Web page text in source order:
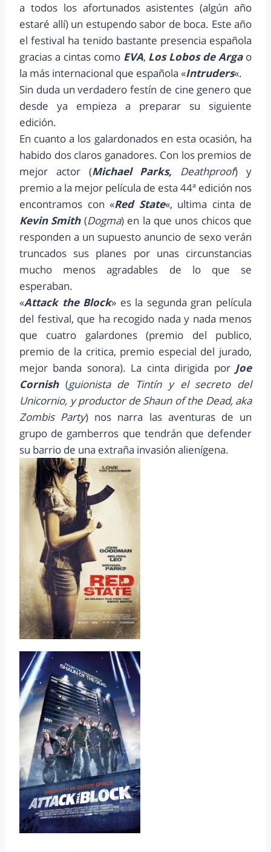
a todos los afortunados asistentes (algún año
estaré allí) un estupendo sabor de boca. Este año
el festival ha tenido bastante presencia española
gracias a cintas como EVA, Los Lobos de Argao
la más internacional que española «Intruders«.
Sin duda un verdadero festín de cine genero que
desde ya empieza a preparar su siguiente
edición.
En cuanto a los galardonados en esta ocasión, ha
habido dos claros ganadores. Con los premios de
mejor actor (Michael Parks, Deathproof) y
premio a la mejor película de esta 44ª edición nos
encontramos con «Red State«, ultima cinta de
Kevin Smith(Dogma) en la que unos chicos que
responden a un supuesto anuncio de sexo verán
truncados sus planes por unas circunstancias
mucho menos agradables de lo que se
esperaban.
«Attack the Block» es la segunda gran película
del festival, que ha recogido nada y nada menos
que cuatro galardones (premio del publico,
premio de la critica, premio especial del jurado,
mejor banda sonora). La cinta dirigida por Joe
Cornish(guionista de Tintín y el secreto del
Unicornio, y productor de Shaun of the Dead, aka
Zombis Party) nos narra las aventuras de un
grupo de gamberros que tendrán que defender
su barrio de una extraña invasión alienígena.